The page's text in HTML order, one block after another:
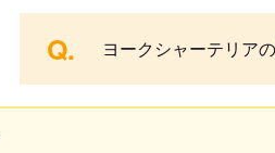
Q. ヨークシャーテリア